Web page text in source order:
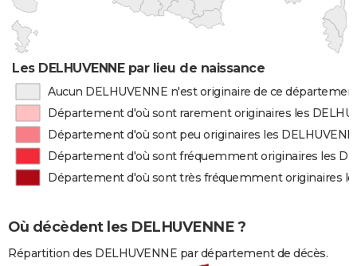
Les DELHUVENNE par lieu de naissance
Aucun DELHUVENNE n'est originaire de ce
Département d'où sont rarement originaires les
Département d'où sont peu originaires les
Département d'où sont fréquemment originaires les
Département d'où sont très fréquemment originaires
Où décèdent les DELHUVENNE ?
Répartition des DELHUVENNE par département de décès.